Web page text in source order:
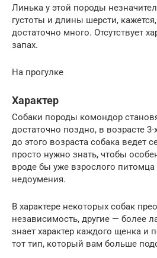
Линька у этой породы
густоты и длины шерсти,
достаточно много. Отсутствует
запах.
На прогулке
Характер
Собаки породы комондор
достаточно поздно, в возрасте
до этого возраста собака ведет
просто нужно знать, чтобы
вроде бы уже взрослого
недоумения.
В характере некоторых собак
независимость, другие — более
знает характер каждого щенка и
тот тип, который вам больше